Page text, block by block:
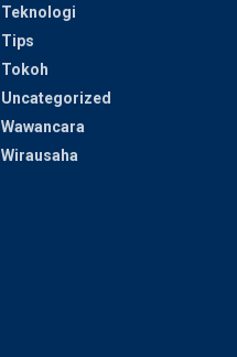
Teknologi
Tips
Tokoh
Uncategorized
Wawancara
Wirausaha